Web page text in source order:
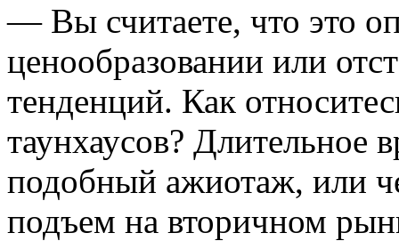
— Вы считаете, что это
ценообразовании или
тенденций. Как
таунхаусов? Длительное
подобный ажиотаж, или
подъем на вторичном